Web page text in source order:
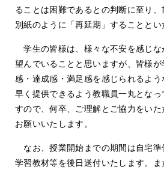
ることは困難であるとの判断に至り
別紙のように「再延期」することとい
学生の皆様は、様々な不安を感じな
望んでいることと思いますが、皆様
感・達成感・満足感を感じられるよ
早く提供できるよう教職員一丸となっ
すので、何卒、ご理解とご協力をいた
お願いいたします。
なお、授業開始までの期間は自宅準
学習教材等を後日送付いたします。ま